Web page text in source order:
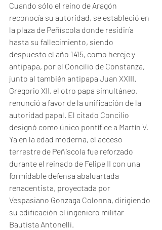
Cuando sólo el reino de Aragón
reconocía su autoridad, se estableció en
la plaza de Peñíscola donde residiría
hasta su fallecimiento, siendo
despuesto el año 1415, como hereje y
antipapa, por el Concilio de Constanza,
junto al también antipapa Juan XXIII.
Gregorio XII, el otro papa simultáneo,
renunció a favor de la unificación de la
autoridad papal. El citado Concilio
designó como único pontífice a Martín V.
Ya en la edad moderna, el acceso
terrestre de Peñíscola fue reforzado
durante el reinado de Felipe II con una
formidable defensa abaluartada
renacentista, proyectada por
Vespasiano Gonzaga Colonna, dirigiendo
su edificación el ingeniero militar
Bautista Antonelli.